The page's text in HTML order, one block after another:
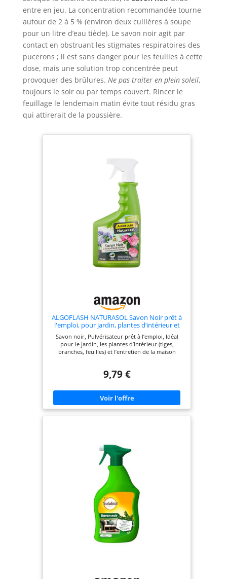
entre en jeu. La concentration recommandée tourne
autour de 2 à 5 % (environ deux cuillères à soupe
pour un litre d’eau tiède). Le savon noir agit par
contact en obstruant les stigmates respiratoires des
pucerons ; il est sans danger pour les feuilles à cette
dose, mais une solution trop concentrée peut
provoquer des brûlures. Ne pas traiter en plein soleil,
toujours le soir ou par temps couvert. Rincer le
feuillage le lendemain matin évite tout résidu gras
qui attirerait de la poussière.
ALGOFLASH NATURASOL Savon Noir prêt à
l'emploi, pour jardin, plantes d’intérieur et
entretien maison, Pulvérisateur 750 ml,
BIOSAPRET750A
Savon noir, Pulvérisateur prêt à l’emploi, Idéal
pour le jardin, les plantes d’intérieur (tiges,
branches, feuilles) et l’entretien de la maison
fumagine qui noircit les feuilles et les tiges suite
cochenilles, fourmis et autres insectes Pratique,
prêt à l’emploi, pulvérisation directement sur les
zones à nettoyer, Fabriqué en France Composition
à base d'huile d'olive, sans conservateur, Utilisable
NATURASOL, BIOSAPRET750A, 750 ml, Dimensions
(L x P x H): 12 x 7 x 26 cm
9,79 €